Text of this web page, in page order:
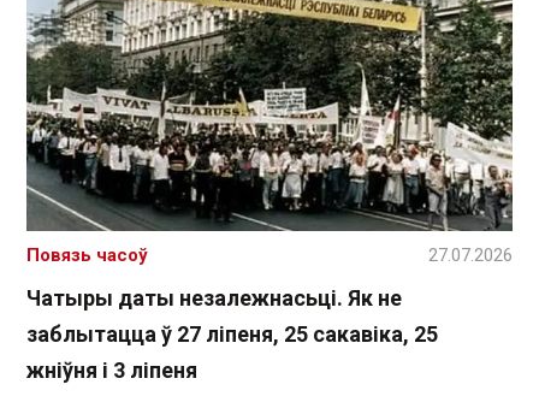
Чатыры даты незалежнасьці. Як не
заблытацца ў 27 ліпеня, 25 сакавіка, 25
жніўня і 3 ліпеня
Повязь часоў 27.07.2026